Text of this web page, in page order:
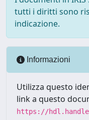
tutti i diritti sono
indicazione.
Informazioni
Utilizza questo
link a questo
https://